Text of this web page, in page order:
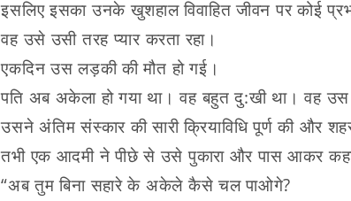
इसलिए इसका उनके खुशहाल विवाहित जीवन पर कोई
वह उसे उसी तरह प्यार करता रहा।
एकदिन उस लड़की की मौत हो गई।
पति अब अकेला हो गया था। वह बहुत दु:खी था। वह उस
उसने अंतिम संस्कार की सारी क्रियाविधि पूर्ण की और
तभी एक आदमी ने पीछे से उसे पुकारा और पास आकर
“अब तुम बिना सहारे के अकेले कैसे चल पाओगे?